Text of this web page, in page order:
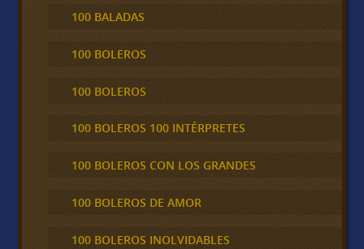
100 BALADAS
100 BOLEROS
100 BOLEROS
100 BOLEROS 100 INTÉRPRETES
100 BOLEROS CON LOS GRANDES
100 BOLEROS DE AMOR
100 BOLEROS INOLVIDABLES